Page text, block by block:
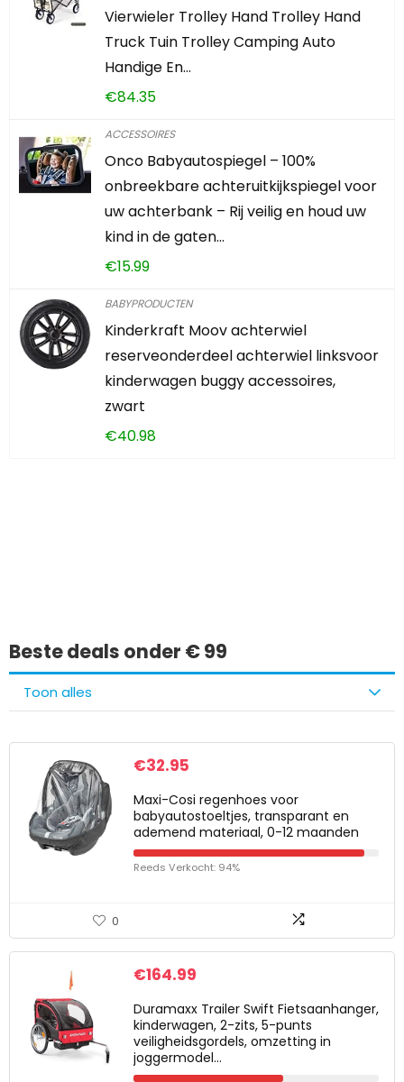
Vierwieler Trolley Hand Trolley Hand
Truck Tuin Trolley Camping Auto
Handige En…
€84.35
ACCESSOIRES
Onco Babyautospiegel – 100%
onbreekbare achteruitkijkspiegel voor
uw achterbank – Rij veilig en houd uw
kind in de gaten…
€15.99
BABYPRODUCTEN
Kinderkraft Moov achterwiel
reserveonderdeel achterwiel linksvoor
kinderwagen buggy accessoires,
zwart
€40.98
Beste deals onder € 99
Toon alles
€32.95
Maxi-Cosi regenhoes voor
babyautostoeltjes, transparant en
ademend materiaal, 0-12 maanden
Reeds Verkocht: 94%
0
€164.99
Duramaxx Trailer Swift Fietsaanhanger,
kinderwagen, 2-zits, 5-punts
veiligheidsgordels, omzetting in
joggermodel…